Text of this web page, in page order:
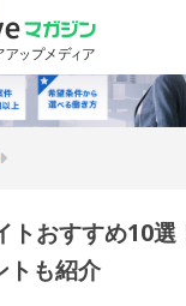
トおすすめ10選
トも紹介